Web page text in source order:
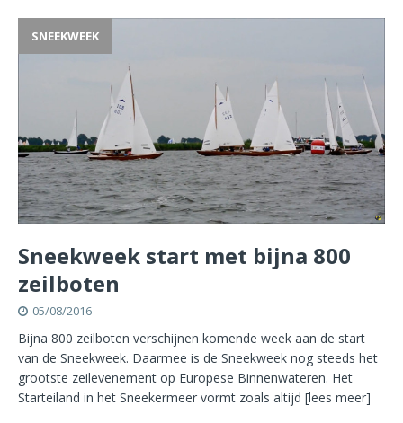
SNEEKWEEK
Sneekweek start met bijna 800
zeilboten
05/08/2016
Bijna 800 zeilboten verschijnen komende week aan de start
van de Sneekweek. Daarmee is de Sneekweek nog steeds het
grootste zeilevenement op Europese Binnenwateren. Het
Starteiland in het Sneekermeer vormt zoals altijd [lees meer]